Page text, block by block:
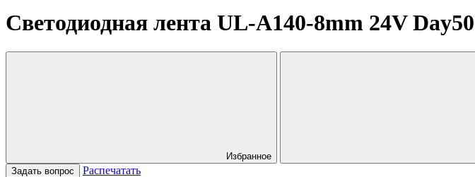
Светодиодная лента UL-A140-8mm 24V
Избранное
Задать вопрос
Распечатать